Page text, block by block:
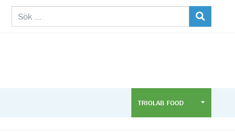
TRIOLAB FOOD